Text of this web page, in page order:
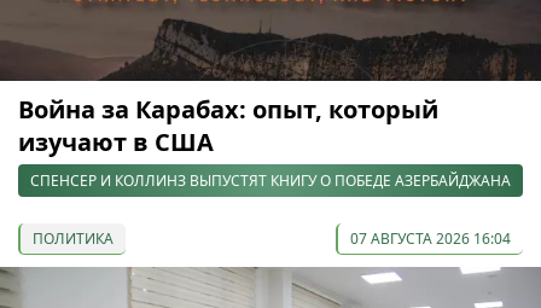
Война за Карабах: опыт, который
изучают в США
СПЕНСЕР И КОЛЛИНЗ ВЫПУСТЯТ КНИГУ О ПОБЕДЕ АЗЕРБАЙДЖАНА
ПОЛИТИКА 07 АВГУСТА 2026 16:04